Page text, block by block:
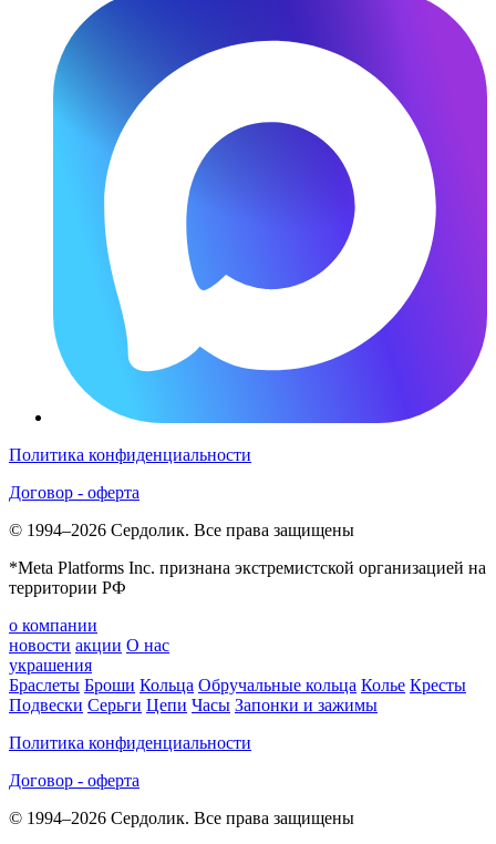
Политика конфиденциальности
Договор - оферта
© 1994–2026 Сердолик. Все права защищены
*Meta Platforms Inc. признана экстремистской организацией на
территории РФ
о компании
новости акции О нас
украшения
Браслеты Броши Кольца Обручальные кольца Колье Кресты
Подвески Серьги Цепи Часы Запонки и зажимы
Политика конфиденциальности
Договор - оферта
© 1994–2026 Сердолик. Все права защищены